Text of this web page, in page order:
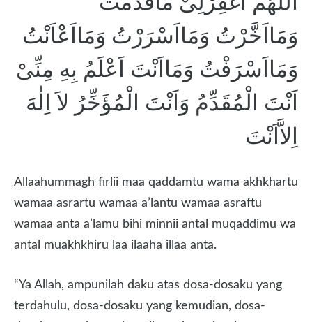
وَمَااَخَّرْتُ وَمَااَسْرَرْتُ وَمَااَعْاَنْتُ
وَمَااَسْرَفْتُ وَمَااَنْتَ اَعْلَمُ بِهِ مِنِّىْ
اَنْتَ الْمُقَدِّمُ وَاَنْتَ الْمُؤَخِّرُ لاَ اِلٰهَ
اِلاَّاَنْتَ
Allaahummagh firlii maa qaddamtu wama akhkhartu
wamaa asrartu wamaa a’lantu wamaa asraftu
wamaa anta a’lamu bihi minnii antal muqaddimu wa
antal muakhkhiru laa ilaaha illaa anta.
“Ya Allah, ampunilah daku atas dosa-dosaku yang
terdahulu, dosa-dosaku yang kemudian, dosa-